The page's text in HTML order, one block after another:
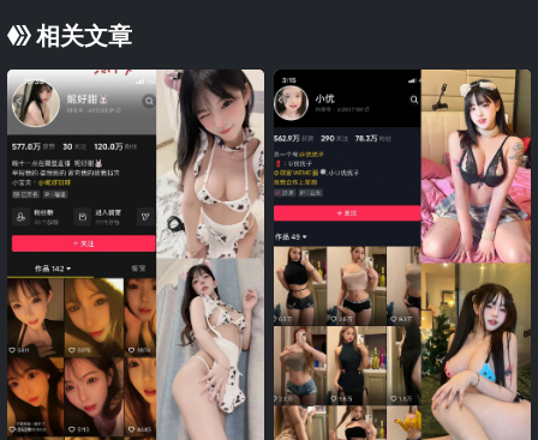
相关文章